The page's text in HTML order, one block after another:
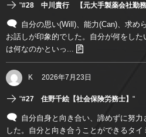
"#28 中川貴行 【元大手製薬会社勤務
自分の思い(Will)、能力(Can)、求め
お話しが印象的でした。自分が何をし
は何なのかといっ...
K 2026年7月23日
"#27 住野千絵【社会保険労務士】 "
自分自身と向き合い、諦めずに努
した。自分と向き合うことができるタ